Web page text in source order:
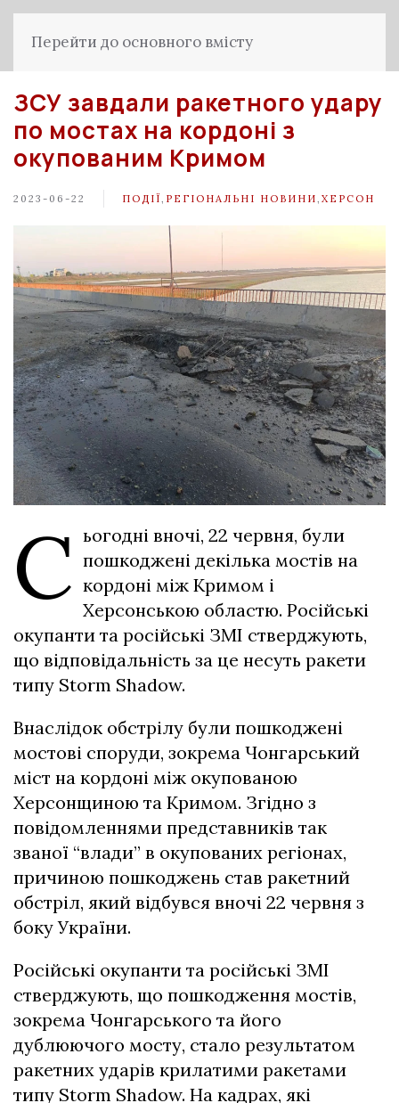
Перейти до основного вмісту
ЗСУ завдали ракетного удару
по мостах на кордоні з
окупованим Кримом
2023-06-22 ПОДІЇ РЕГІОНАЛЬНІ НОВИНИ ХЕРСОН
С ьогодні вночі, 22 червня, були
пошкоджені декілька мостів на
кордоні між Кримом і
Херсонською областю. Російські
окупанти та російські ЗМІ стверджують,
що відповідальність за це несуть ракети
типу Storm Shadow.
Внаслідок обстрілу були пошкоджені
мостові споруди, зокрема Чонгарський
міст на кордоні між окупованою
Херсонщиною та Кримом. Згідно з
повідомленнями представників так
званої “влади” в окупованих регіонах,
причиною пошкоджень став ракетний
обстріл, який відбувся вночі 22 червня з
боку України.
Російські окупанти та російські ЗМІ
стверджують, що пошкодження мостів,
зокрема Чонгарського та його
дублюючого мосту, стало результатом
ракетних ударів крилатими ракетами
типу Storm Shadow. На кадрах, які